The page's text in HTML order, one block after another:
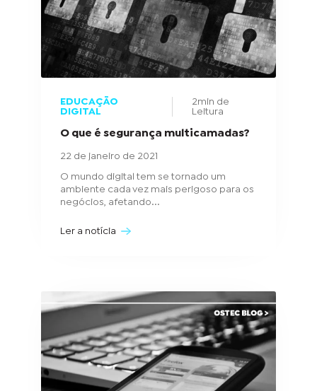
EDUCAÇÃO
DIGITAL
2min de
Leitura
O que é segurança multicamadas?
22 de janeiro de 2021
O mundo digital tem se tornado um
ambiente cada vez mais perigoso para os
negócios, afetando...
Ler a notícia